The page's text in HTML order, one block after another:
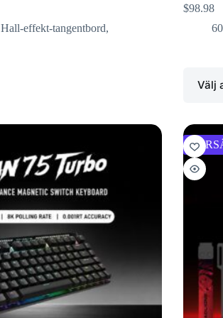
Hall-effekt-tangentbord,
$98.98
Välj